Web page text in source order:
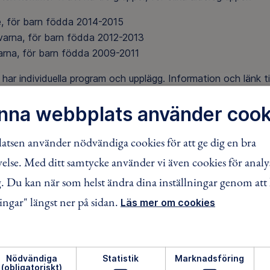
för barn födda 2014-2015
för barn födda 2012-2013
för barn födda 2009-2011
har individuella program och upplägg. Information och länk
har vi inte riktigt lika många grupper som vi haft tidigare
att höra av dig till oss.
BÖRJA.
Vill delta i någon aktivitet, men vet inte hur du
din fråga till oss via mail, så ska vi hjälpa dig.
webbplats använder
använder nödvändiga cookies för att ge dig en bra
Med ditt samtycke använder vi även cookies för
Du kan när som helst ändra dina inställningar genom att
längst ner på sidan. Läs mer om cookies
Nödvändiga
(obligatoriskt)
Statistik Marknadsföring